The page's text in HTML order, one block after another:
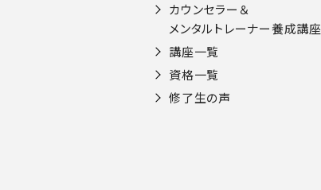
カウンセラー＆
メンタルトレーナー養成講座
講座一覧
資格一覧
修了生の声